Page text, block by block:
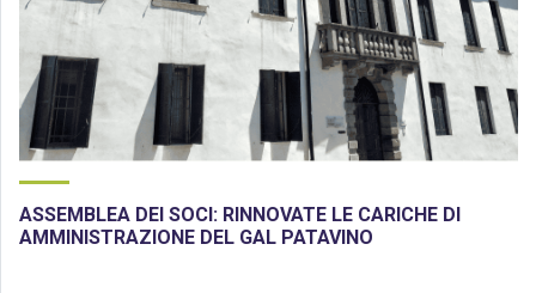
ASSEMBLEA DEI SOCI: RINNOVATE LE CARICHE DI
AMMINISTRAZIONE DEL GAL PATAVINO